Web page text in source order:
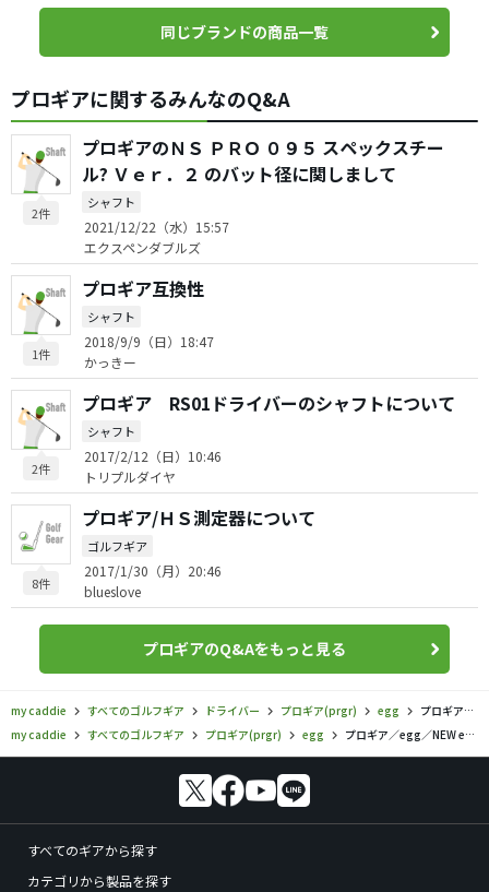
同じブランドの商品一覧
プロギアに関するみんなのQ&A
2件
プロギアのＮＳ ＰＲＯ ０９５ スペックスチー
ル? Ｖｅｒ．２ のバット径に関しまして
シャフト
2021/12/22（水）15:57
エクスペンダブルズ
1件
プロギア互換性
シャフト
2018/9/9（日）18:47
かっきー
2件
プロギア RS01ドライバーのシャフトについて
シャフト
2017/2/12（日）10:46
トリプルダイヤ
8件
プロギア/ＨＳ測定器について
ゴルフギア
2017/1/30（月）20:46
blueslove
プロギアのQ&Aをもっと見る
my caddie すべてのゴルフギア ドライバー プロギア(prgr) egg
プロギア／egg／NEW egg 5500 ドライバー impact（2019）の口コミ評価
my caddie
すべてのゴルフギア プロギア(prgr) egg プロギア／egg／NEW egg 5500 ドライバー impact（2019）の口コミ評価
すべてのギアから探す
カテゴリから製品を探す